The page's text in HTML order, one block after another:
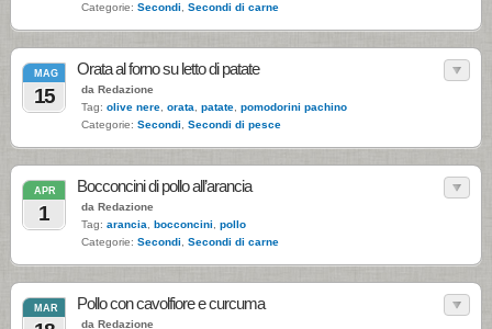
Categorie: Secondi Secondi di carne
MAG
15
Orata al forno su letto di patate
da Redazione
Tag: olive nere orata patate pomodorini pachino
Categorie: Secondi Secondi di pesce
APR
1
Bocconcini di pollo all’arancia
da Redazione
Tag: arancia bocconcini
pollo
Categorie: Secondi Secondi di carne
MAR Pollo con cavolfiore e curcuma
da Redazione